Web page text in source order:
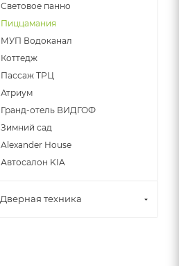
Световое панно
Пиццамания
МУП Водоканал
Коттедж
Пассаж ТРЦ
Атриум
Гранд-отель ВИДГОФ
Зимний сад
Alexander House
Автосалон KIA
Дверная техника